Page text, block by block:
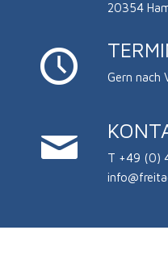
20354
Gern nach
T +49 (0)